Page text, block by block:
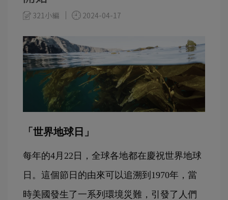
321小編 2024-04-17
「世界地球日」
每年的4月22日，全球各地都在慶祝世界地球
日。這個節日的由來可以追溯到1970年，當
時美國發生了一系列環境災難，引發了人們